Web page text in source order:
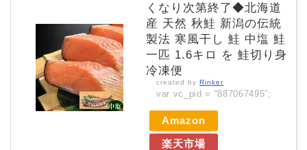
くなり次第終了◆北海道
産 天然 秋鮭 新潟の伝統
製法 寒風干し 鮭 中塩 鮭
一匹 1.6キロ を 鮭切り身
冷凍便
created by Rinker
var vc_pid = “887067495”;
Amazon
楽天市場